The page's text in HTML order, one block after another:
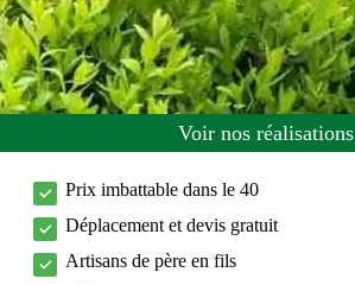
Voir nos réalisations
Prix imbattable dans le 40
Déplacement et devis gratuit
Artisans de père en fils